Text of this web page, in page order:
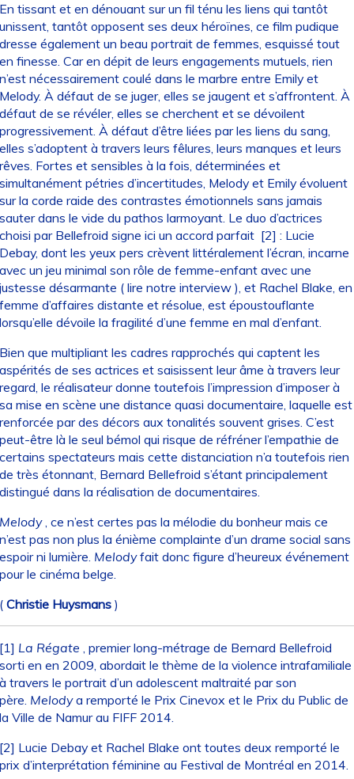
tissant et en dénouant sur un fil ténu les liens qui tantôt
tantôt opposent ses deux héroïnes, ce film pudique
également un beau portrait de femmes, esquissé tout
finesse. Car en dépit de leurs engagements mutuels, rien
nécessairement coulé dans le marbre entre Emily et
À défaut de se juger, elles se jaugent et s’affrontent. À
de se révéler, elles se cherchent et se dévoilent
À défaut d’être liées par les liens du sang,
s’adoptent à travers leurs fêlures, leurs manques et leurs
Fortes et sensibles à la fois, déterminées et
pétries d’incertitudes, Melody et Emily évoluent
la corde raide des contrastes émotionnels sans jamais
dans le vide du pathos larmoyant. Le duo d’actrices
par Bellefroid signe ici un accord parfait [2] : Lucie
dont les yeux pers crèvent littéralement l’écran, incarne
un jeu minimal son rôle de femme-enfant avec une
désarmante ( lire notre interview), et Rachel Blake, en
d’affaires distante et résolue, est époustouflante
dévoile la fragilité d’une femme en mal d’enfant.
que multipliant les cadres rapprochés qui captent les
de ses actrices et saisissent leur âme à travers leur
le réalisateur donne toutefois l’impression d’imposer à
mise en scène une distance quasi documentaire, laquelle est
par des décors aux tonalités souvent grises. C’est
être là le seul bémol qui risque de réfréner l’empathie de
spectateurs mais cette distanciation n’a toutefois rien
très étonnant, Bernard Bellefroid s’étant principalement
dans la réalisation de documentaires.
, ce n’est certes pas la mélodie du bonheur mais ce
pas non plus la énième complainte d’un drame social sans
ni lumière. Melodyfait donc figure d’heureux événement
le cinéma belge.
Christie Huysmans)
La Régate , premier long-métrage de Bernard Bellefroid
en en 2009, abordait le thème de la violence intrafamiliale
travers le portrait d’un adolescent maltraité par son
Melodya remporté le Prix Cinevox et le Prix du Public de
Ville de Namur au FIFF 2014.
Lucie Debay et Rachel Blake ont toutes deux remporté le
d’interprétation féminine au Festival de Montréal en 2014.